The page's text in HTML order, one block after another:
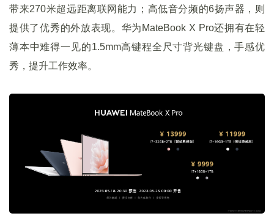
带来270米超远距离联网能力；高低音分频的6扬声器，则
提供了优秀的外放表现。华为MateBook X Pro还拥有在轻
薄本中难得一见的1.5mm高键程全尺寸背光键盘，手感优
秀，提升工作效率。